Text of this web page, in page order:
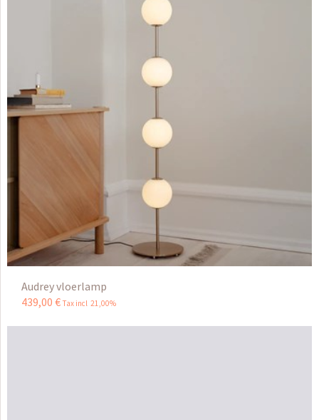
Audrey vloerlamp
439,00 € Tax incl 21,00%